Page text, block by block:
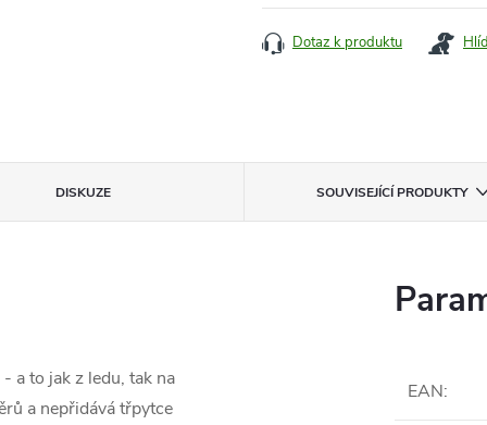
Dotaz k produktu
DISKUZE SOUVISEJÍCÍ PRODUKTY
a to jak z ledu, tak na
a nepřidává třpytce
EAN: